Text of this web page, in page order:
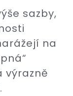
sazby,
na
výrazně